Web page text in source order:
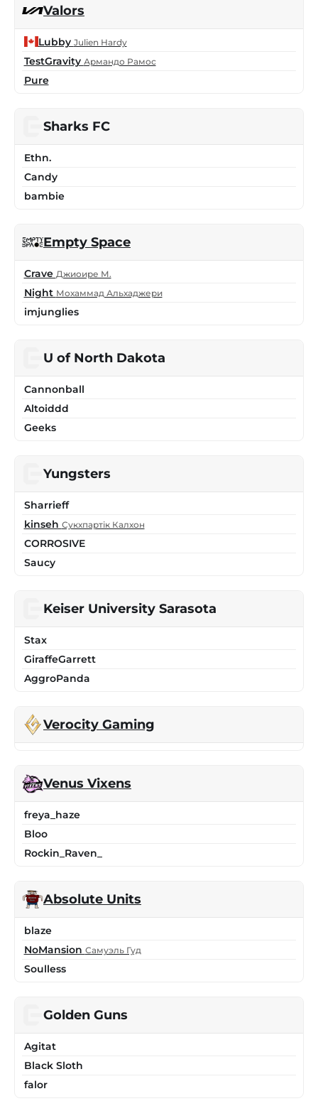
Valors
Lubby Julien Hardy
TestGravity Армандо Рамос
Pure
Sharks FC
Ethn.
Candy
bambie
Empty Space
Crave Джиоире М.
Night Мохаммад Альхаджери
imjunglies
U of North Dakota
Cannonball
Altoiddd
Geeks
Yungsters
Sharrieff
kinseh Сукхпартік Калхон
CORROSIVE
Saucy
Keiser University Sarasota
Stax
GiraffeGarrett
AggroPanda
Verocity Gaming
Venus Vixens
freya_haze
Bloo
Rockin_Raven_
Absolute Units
blaze
NoMansion Самуэль Гуд
Soulless
Golden Guns
Agitat
Black Sloth
falor